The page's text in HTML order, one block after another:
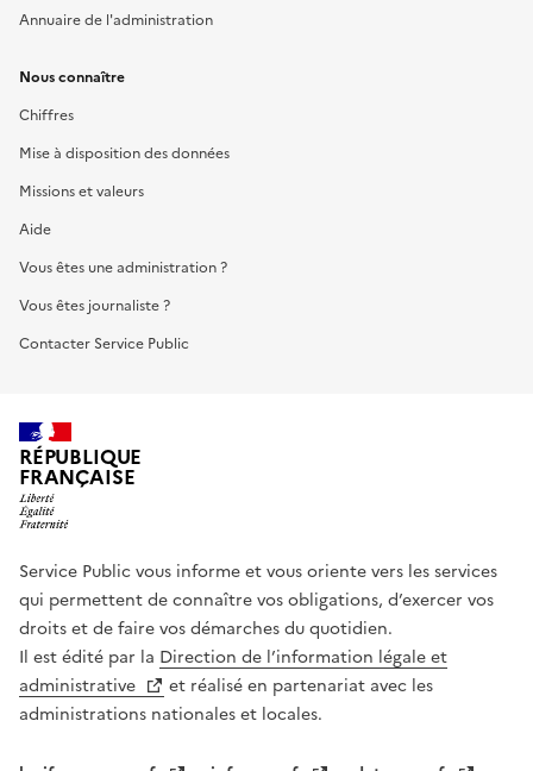
Annuaire de l'administration
Nous connaître
Chiffres
Mise à disposition des données
Missions et valeurs
Aide
Vous êtes une administration ?
Vous êtes journaliste ?
Contacter Service Public
RÉPUBLIQUE
FRANÇAISE
Service Public vous informe et vous oriente vers les services
qui permettent de connaître vos obligations, d’exercer vos
droits et de faire vos démarches du quotidien.
Il est édité par la Direction de l’information légale et
administrative
et réalisé en partenariat avec les
administrations nationales et locales.